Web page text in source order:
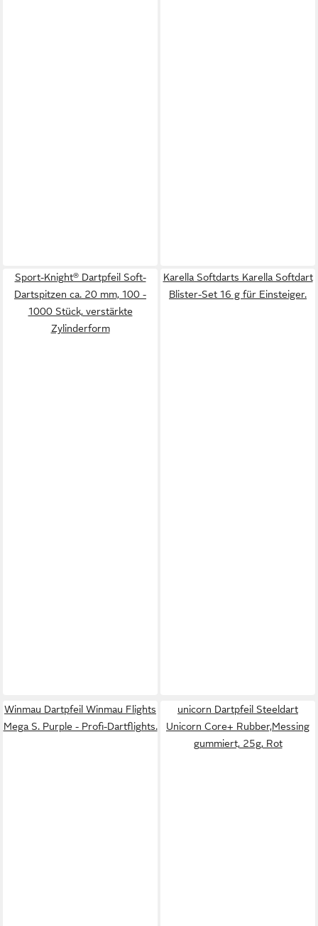
Sport-Knight® Dartpfeil Soft-
Dartspitzen ca. 20 mm, 100 -
1000 Stück, verstärkte
Zylinderform
Karella Softdarts Karella Softdart
Blister-Set 16 g für Einsteiger.
Winmau Dartpfeil Winmau Flights
Mega S. Purple - Profi-Dartflights.
unicorn Dartpfeil Steeldart
Unicorn Core+ Rubber,Messing
gummiert, 25g, Rot